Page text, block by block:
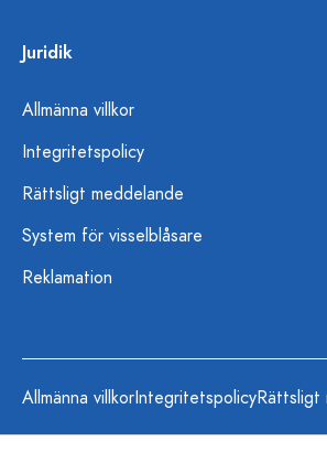
Juridik
Allmänna villkor
Integritetspolicy
Rättsligt meddelande
System för visselblåsare
Reklamation
Allmänna villkorIntegritetspolicyRättsligt